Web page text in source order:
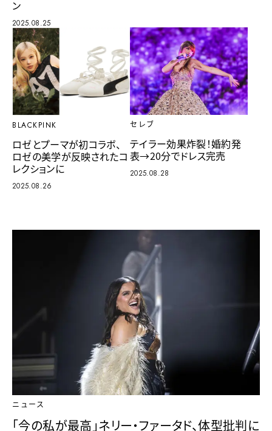
ン
2025.08.25
BLACKPINK
ロゼとプーマが初コラボ、
ロゼの美学が反映されたコ
レクションに
2025.08.26
セレブ
テイラー効果炸裂！婚約発
表→20分でドレス完売
2025.08.28
ニュース
「今の私が最高」ネリー・ファータド、体型批判に